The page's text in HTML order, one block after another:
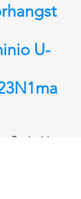
U-
Condominio